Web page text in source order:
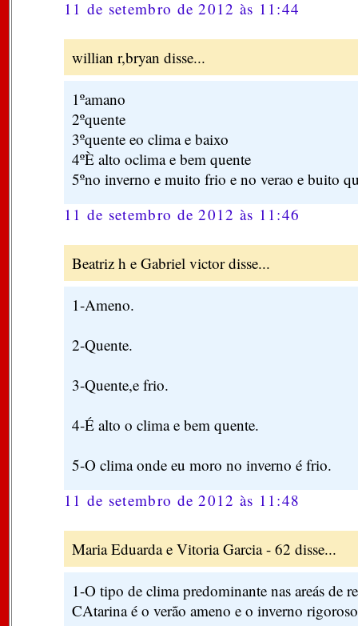
11 de setembro de 2012 às 11:44
willian r,bryan disse...
1ºamano
2ºquente
3ºquente eo clima e baixo
4ºÈ alto oclima e bem quente
5ºno inverno e muito frio e no verao e buito
11 de setembro de 2012 às 11:46
Beatriz h e Gabriel victor disse...
1-Ameno.
2-Quente.
3-Quente,e frio.
4-É alto o clima e bem quente.
5-O clima onde eu moro no inverno é frio.
11 de setembro de 2012 às 11:48
Maria Eduarda e Vitoria Garcia - 62 disse...
1-O tipo de clima predominante nas areás de
CAtarina é o verão ameno e o inverno